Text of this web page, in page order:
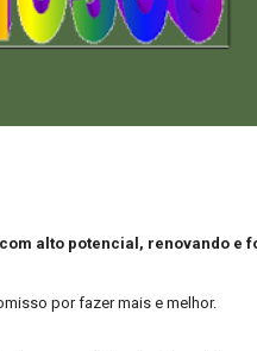
alto potencial, renovando
por fazer mais e melhor.